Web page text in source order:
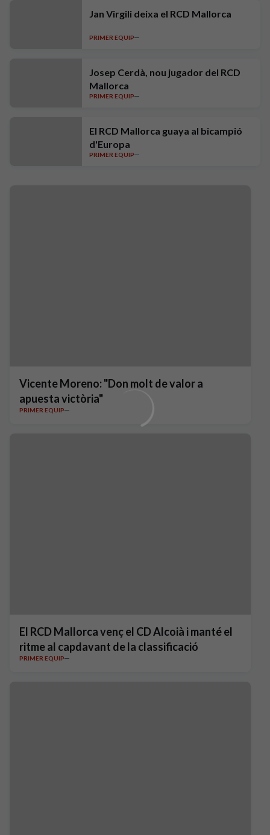
Jan Virgili deixa el RCD Mallorca
PRIMER EQUIP
Josep Cerdà, nou jugador del RCD
Mallorca
PRIMER EQUIP
El RCD Mallorca guaya al bicampió
d'Europa
PRIMER EQUIP
Vicente Moreno: "Don molt de valor a
apuesta victòria"
PRIMER EQUIP
El RCD Mallorca venç el CD Alcoià i manté el
ritme al capdavant de la classificació
PRIMER EQUIP